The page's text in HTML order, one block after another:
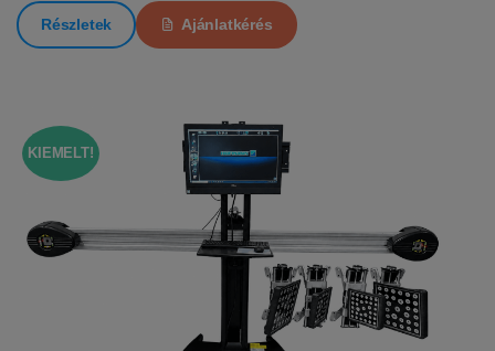
Részletek Ajánlatkérés
KIEMELT!